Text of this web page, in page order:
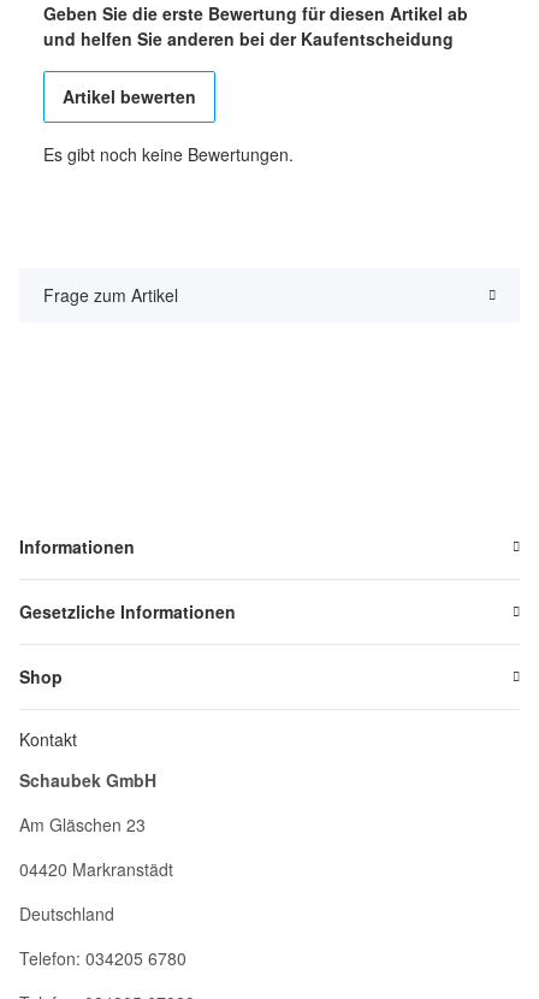
Geben Sie die erste Bewertung für diesen Artikel ab
und helfen Sie anderen bei der Kaufentscheidung
Artikel bewerten
Es gibt noch keine Bewertungen.
Frage zum Artikel
Informationen
Gesetzliche Informationen
Shop
Kontakt
Schaubek GmbH
Am Gläschen 23
04420 Markranstädt
Deutschland
Telefon: 034205 6780